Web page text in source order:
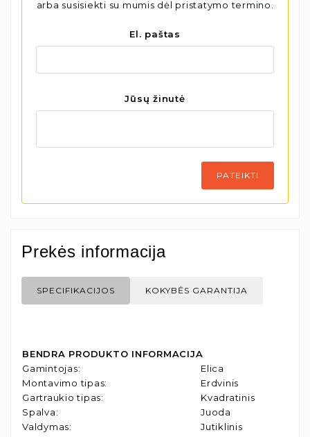
arba susisiekti su mumis dėl pristatymo termino.
El. paštas
Jūsų žinutė
PATEIKTI
Prekės informacija
SPECIFIKACIJOS KOKYBĖS GARANTIJA
BENDRA PRODUKTO INFORMACIJA
Gamintojas:
Elica
Montavimo tipas:
Erdvinis
Gartraukio tipas:
Kvadratinis
Spalva:
Juoda
Valdymas:
Jutiklinis